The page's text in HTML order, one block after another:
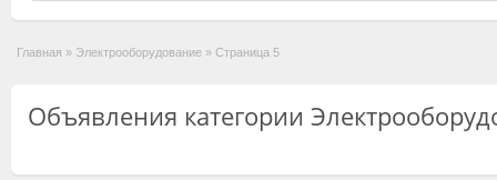
Главная » Электрооборудование » Страница 5
Объявления категории